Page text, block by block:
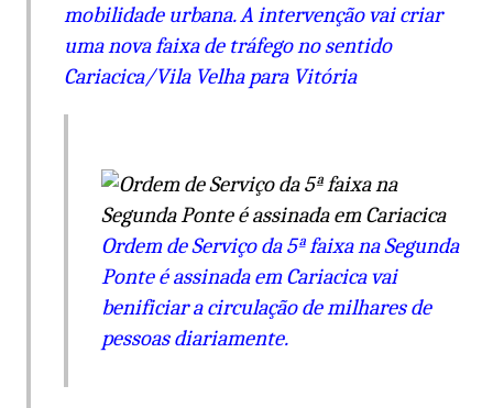
mobilidade urbana. A intervenção vai criar
uma nova faixa de tráfego no sentido
Cariacica/Vila Velha para Vitória
Ordem de Serviço da 5ª faixa na Segunda
Ponte é assinada em Cariacica vai
benificiar a circulação de milhares de
pessoas diariamente.